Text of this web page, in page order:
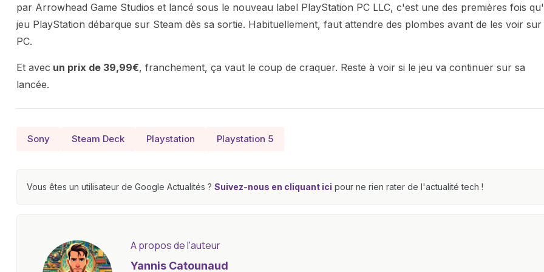
par Arrowhead Game Studios et lancé sous le nouveau label PlayStation PC LLC, c'est une des premières fois
jeu PlayStation débarque sur Steam dès sa sortie. Habituellement, faut attendre des plombes avant de les voir sur
PC.
Et avec un prix de 39,99€, franchement, ça vaut le coup de craquer. Reste à voir si le jeu va continuer sur sa
lancée.
Sony Steam Deck Playstation Playstation 5
Vous êtes un utilisateur de Google Actualités ? Suivez-nous en cliquant ici pour ne rien rater de l'actualité tech !
A propos de l'auteur
Yannis Catounaud